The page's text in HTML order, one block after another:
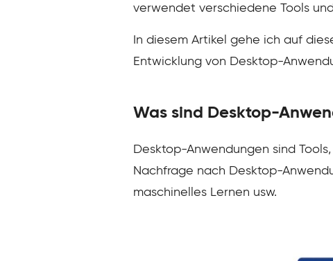
verwendet verschiedene Tools
In diesem Artikel gehe ich auf
Entwicklung von Desktop-
Was sind Desktop-
Desktop-Anwendungen sind
Nachfrage nach Desktop-
maschinelles Lernen usw.